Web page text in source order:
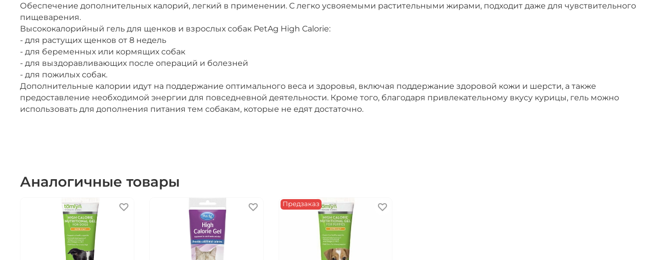
Обеспечение дополнительных калорий, легкий в применении. С легко усвояемыми растительными жирами, подходит даже для чувствительного
пищеварения.
Высококалорийный гель для щенков и взрослых собак PetAg High Calorie:
- для растущих щенков от 8 недель
- для беременных или кормящих собак
- для выздоравливающих после операций и болезней
- для пожилых собак.
Дополнительные калории идут на поддержание оптимального веса и здоровья, включая поддержание здоровой кожи и шерсти, а также
предоставление необходимой энергии для повседневной деятельности. Кроме того, благодаря привлекательному вкусу курицы, гель можно
использовать для дополнения питания тем собакам, которые не едят достаточно.
Аналогичные товары
Предзаказ